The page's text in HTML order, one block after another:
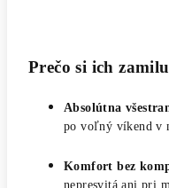
Prečo si ich
Absolútna
po voľný víkend v
Komfort bez
nepresvitá ani pri